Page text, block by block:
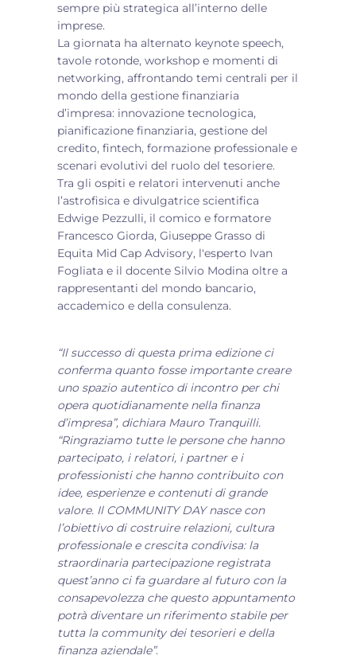
sempre più strategica all’interno delle
imprese.
La giornata ha alternato keynote speech,
tavole rotonde, workshop e momenti di
networking, affrontando temi centrali per il
mondo della gestione finanziaria
d’impresa: innovazione tecnologica,
pianificazione finanziaria, gestione del
credito, fintech, formazione professionale e
scenari evolutivi del ruolo del tesoriere.
Tra gli ospiti e relatori intervenuti anche
l’astrofisica e divulgatrice scientifica
Edwige Pezzulli, il comico e formatore
Francesco Giorda, Giuseppe Grasso di
Equita Mid Cap Advisory, l'esperto Ivan
Fogliata e il docente Silvio Modina oltre a
rappresentanti del mondo bancario,
accademico e della consulenza.
“Il successo di questa prima edizione ci
conferma quanto fosse importante creare
uno spazio autentico di incontro per chi
opera quotidianamente nella finanza
d’impresa”, dichiara Mauro Tranquilli.
“Ringraziamo tutte le persone che hanno
partecipato, i relatori, i partner e i
professionisti che hanno contribuito con
idee, esperienze e contenuti di grande
valore. Il COMMUNITY DAY nasce con
l’obiettivo di costruire relazioni, cultura
professionale e crescita condivisa: la
straordinaria partecipazione registrata
quest’anno ci fa guardare al futuro con la
consapevolezza che questo appuntamento
potrà diventare un riferimento stabile per
tutta la community dei tesorieri e della
finanza aziendale”.